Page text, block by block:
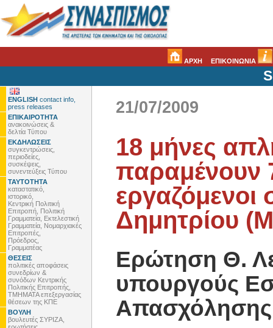
ΑΡΧΗ ΕΠΙΚΟΙΝΩΝΙΑ
ENGLISH contact info,
press releases
ΕΠΙΚΑΙΡΟΤΗΤΑ
ανακοινώσεις &
δελτία Τύπου
ΕΚΔΗΛΩΣΕΙΣ
συγκεντρώσεις,
περιοδείες,
συσκέψεις,
συνεντεύξεις Τύπου
ΤΑΥΤΟΤΗΤΑ
καταστατικό,
ιστορικό,
Κεντρική Πολιτική
Επιτροπή, Πολιτική
Γραμματεία, Εκτελεστική
Γραμματεία, Νομαρχιακές
Επιτροπές,
Πρόεδρος,
Γραμματέας
ΘΕΣΕΙΣ
πολιτικές αποφάσεις
συνεδρίων &
συνόδων Κεντρικής
Πολιτικής Επιτροπής,
ΤΜΗΜΑΤΑ επεξεργασίας
θέσεων της ΚΠΕ
ΒΟΥΛΗ
βουλευτές ΣΥΡΙΖΑ,
21/07/2009
18 μήνες
παραμένουν
εργαζόμενοι
Δημητρίου
Ερώτηση Θ.
υπουργούς
Απασχόλησης